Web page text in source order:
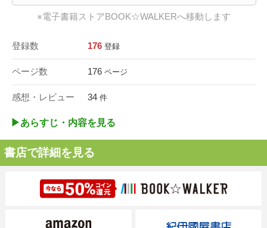
※電子書籍ストアBOOK☆WALKERへ移動します
登録数 176 登録
ページ数 176 ページ
感想・レビュー 34 件
▶︎あらすじ・内容を見る
書店で詳細を見る